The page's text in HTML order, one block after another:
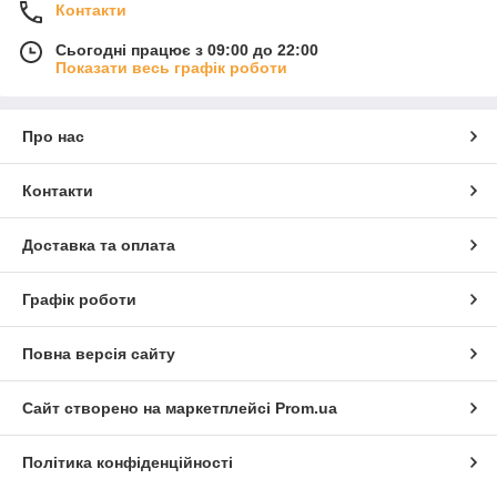
Контакти
Сьогодні працює з 09:00 до 22:00
Показати весь графік роботи
Про нас
Контакти
Доставка та оплата
Графік роботи
Повна версія сайту
Сайт створено на маркетплейсі Prom.ua
Політика конфіденційності